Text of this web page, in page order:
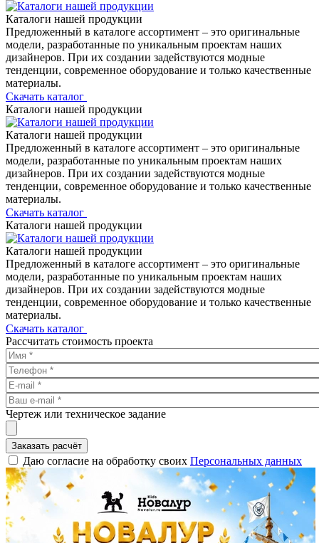
Каталоги нашей продукции
Предложенный в каталоге ассортимент – это оригинальные
модели, разработанные по уникальным проектам наших
дизайнеров. При их создании задействуются модные
тенденции, современное оборудование и только качественные
материалы.
Скачать каталог
Каталоги нашей продукции
Каталоги нашей продукции
Предложенный в каталоге ассортимент – это оригинальные
модели, разработанные по уникальным проектам наших
дизайнеров. При их создании задействуются модные
тенденции, современное оборудование и только качественные
материалы.
Скачать каталог
Каталоги нашей продукции
Каталоги нашей продукции
Предложенный в каталоге ассортимент – это оригинальные
модели, разработанные по уникальным проектам наших
дизайнеров. При их создании задействуются модные
тенденции, современное оборудование и только качественные
материалы.
Скачать каталог
Рассчитать стоимость проекта
Чертеж или техническое задание
Заказать расчёт
Даю согласие на обработку своих Персональных данных